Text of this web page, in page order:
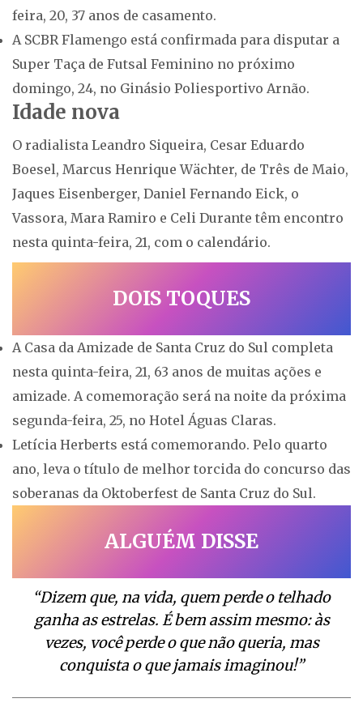
feira, 20, 37 anos de casamento.
A SCBR Flamengo está confirmada para disputar a
Super Taça de Futsal Feminino no próximo
domingo, 24, no Ginásio Poliesportivo Arnão.
Idade nova
O radialista Leandro Siqueira, Cesar Eduardo
Boesel, Marcus Henrique Wächter, de Três de Maio,
Jaques Eisenberger, Daniel Fernando Eick, o
Vassora, Mara Ramiro e Celi Durante têm encontro
nesta quinta-feira, 21, com o calendário.
DOIS TOQUES
A Casa da Amizade de Santa Cruz do Sul completa
nesta quinta-feira, 21, 63 anos de muitas ações e
amizade. A comemoração será na noite da próxima
segunda-feira, 25, no Hotel Águas Claras.
Letícia Herberts está comemorando. Pelo quarto
ano, leva o título de melhor torcida do concurso das
soberanas da Oktoberfest de Santa Cruz do Sul.
ALGUÉM DISSE
“Dizem que, na vida, quem perde o telhado
ganha as estrelas. É bem assim mesmo: às
vezes, você perde o que não queria, mas
conquista o que jamais imaginou!”